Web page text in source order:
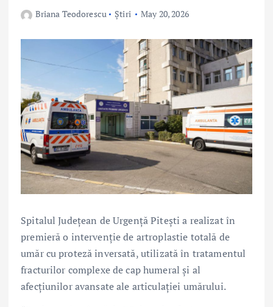
Briana Teodorescu Știri May 20, 2026
Spitalul Județean de Urgență Pitești a realizat în
premieră o intervenție de artroplastie totală de
umăr cu proteză inversată, utilizată în tratamentul
fracturilor complexe de cap humeral și al
afecțiunilor avansate ale articulației umărului.